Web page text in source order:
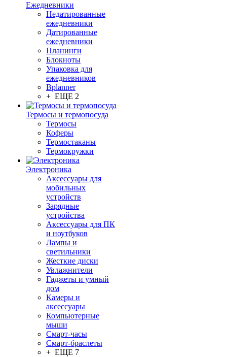
Ежедневники
Недатированные
ежедневники
Датированные
ежедневники
Планинги
Блокноты
Упаковка для
ежедневников
Bplanner
+ ЕЩЕ 2
Термосы и термопосуда
Термосы
Коферы
Термостаканы
Термокружки
Электроника
Аксессуары для
мобильных
устройств
Зарядные
устройства
Аксессуары для ПК
и ноутбуков
Лампы и
светильники
Жесткие диски
Увлажнители
Гаджеты и умный
дом
Камеры и
аксессуары
Компьютерные
мыши
Смарт-часы
Смарт-браслеты
+ ЕЩЕ 7